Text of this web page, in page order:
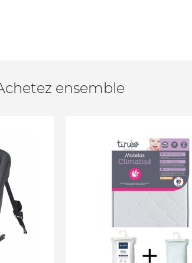
ensemble